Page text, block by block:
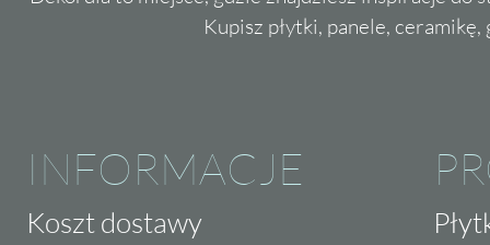
Kupisz płytki, panele,
INFORMACJE
Koszt dostawy